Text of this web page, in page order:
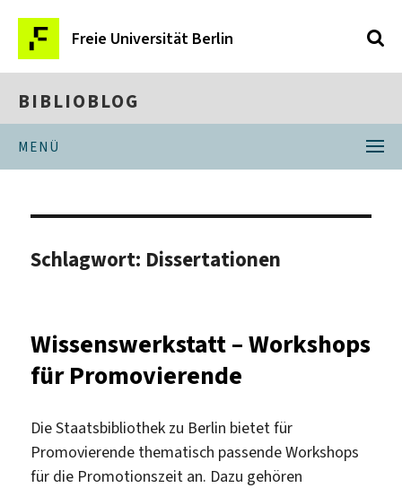
Freie Universität Berlin
BIBLIOBLOG
MENÜ
Schlagwort: Dissertationen
Wissenswerkstatt – Workshops
für Promovierende
Die Staatsbibliothek zu Berlin bietet für
Promovierende thematisch passende Workshops
für die Promotionszeit an. Dazu gehören